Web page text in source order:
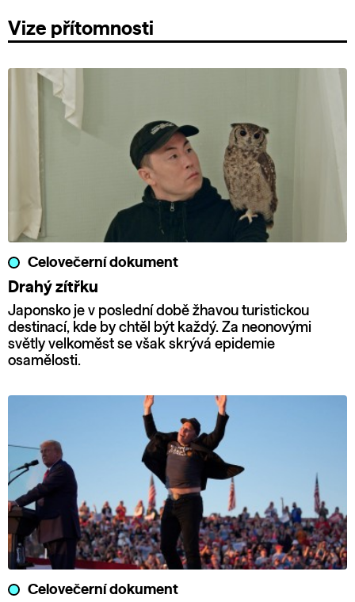
Vize přítomnosti
Celovečerní dokument
Drahý zítřku
Japonsko je v poslední době žhavou turistickou
destinací, kde by chtěl být každý. Za neonovými
světly velkoměst se však skrývá epidemie
osamělosti.
Celovečerní dokument